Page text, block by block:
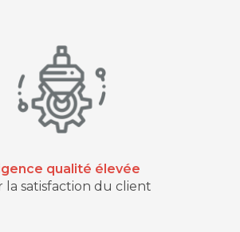
qualité élevée
la satisfaction du client